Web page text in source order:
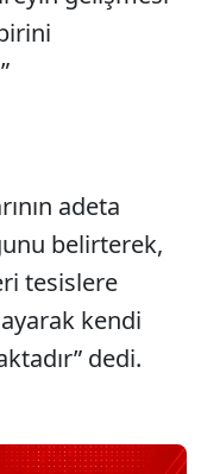
Sesi Aç
adeta
belirterek,
tesislere
kendi
dedi.